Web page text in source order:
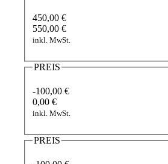
450,00 €
550,00 €
inkl. MwSt.
PREIS
-100,00 €
0,00 €
inkl. MwSt.
PREIS